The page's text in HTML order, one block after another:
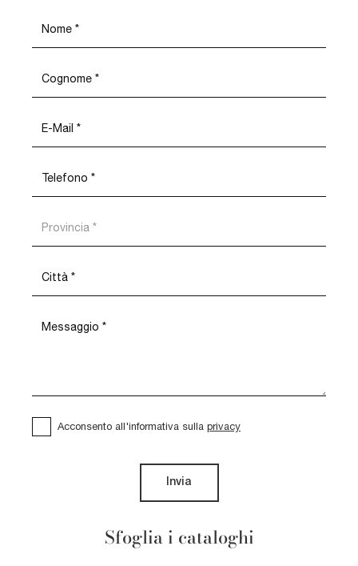
Sfoglia i cataloghi
Acconsento all'informativa sulla privacy
Invia